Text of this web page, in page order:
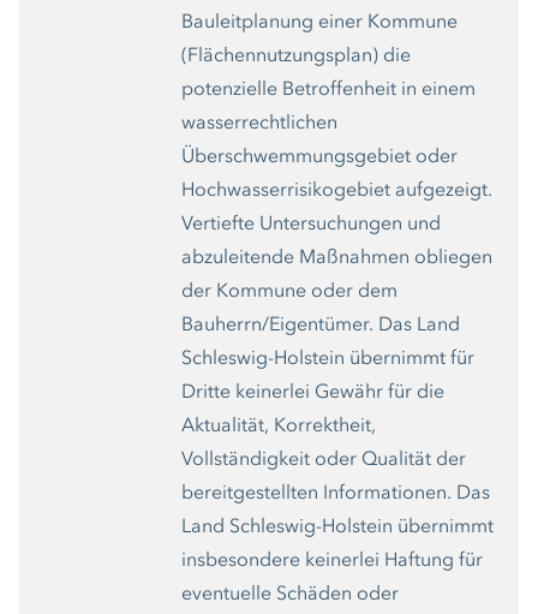
Bauleitplanung einer Kommune
(Flächennutzungsplan) die
potenzielle Betroffenheit in einem
wasserrechtlichen
Überschwemmungsgebiet oder
Hochwasserrisikogebiet aufgezeigt.
Vertiefte Untersuchungen und
abzuleitende Maßnahmen obliegen
der Kommune oder dem
Bauherrn/Eigentümer. Das Land
Schleswig-Holstein übernimmt für
Dritte keinerlei Gewähr für die
Aktualität, Korrektheit,
Vollständigkeit oder Qualität der
bereitgestellten Informationen. Das
Land Schleswig-Holstein übernimmt
insbesondere keinerlei Haftung für
eventuelle Schäden oder